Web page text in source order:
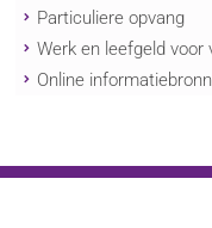
Particuliere opvang
Werk en leefgeld voor
Online